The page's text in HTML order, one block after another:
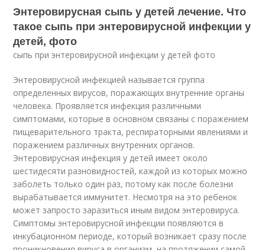
Энтеровирусная сыпь у детей лечение. Что
такое сыпь при энтеровирусной инфекции у
детей, фото
сыпь при энтеровирусной инфекции у детей фото
Энтеровирусной инфекцией называется группа
определенных вирусов, поражающих внутренние органы
человека. Проявляется инфекция различными
симптомами, которые в основном связаны с поражением
пищеварительного тракта, респираторными явлениями и
поражением различных внутренних органов.
Энтеровирусная инфекция у детей имеет около
шестидесяти разновидностей, каждой из которых можно
заболеть только один раз, потому как после болезни
вырабатывается иммунитет. Несмотря на это ребенок
может запросто заразиться иным видом энтеровируса.
Симптомы энтеровирусной инфекции появляются в
инкубационном периоде, который возникает сразу после